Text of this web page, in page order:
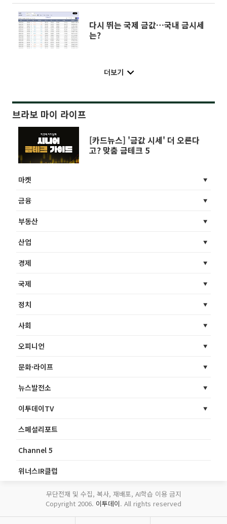
다시 뛰는 국제 금값…국내 금시세
는?
더보기
브라보 마이 라이프
[카드뉴스] '금값 시세' 더 오른다
고? 맞춤 금테크 5
마켓
금융
부동산
산업
경제
국제
정치
사회
오피니언
문화·라이프
뉴스발전소
이투데이TV
스페셜리포트
Channel 5
위너스IR클럽
무단전재 및 수집, 복사, 재배포, AI학습 이용 금지
Copyright 2006. 이투데이. All rights reserved